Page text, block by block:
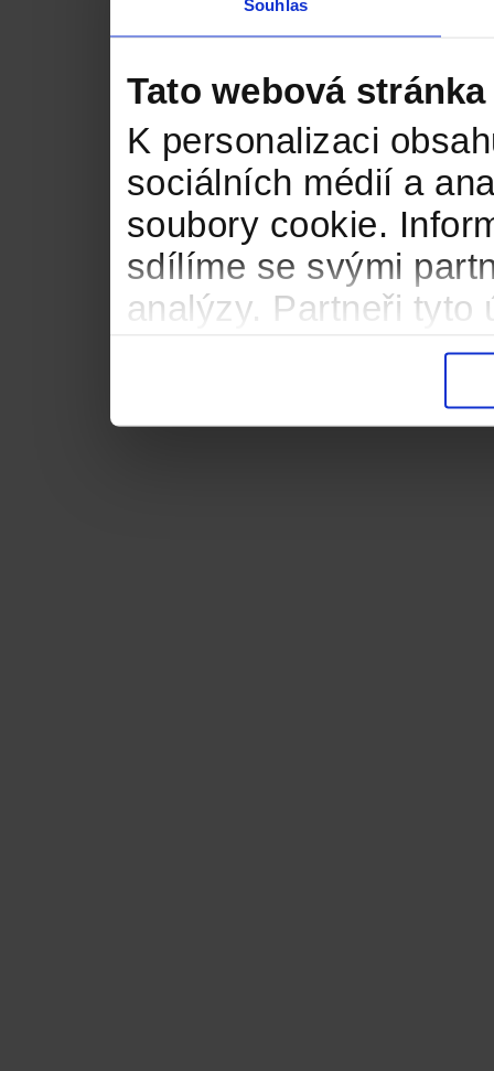
Souhlas
Tato webová
K personalizaci
sociálních médií a
soubory cookie.
sdílíme se svými
analýzy. Partneři tyto
informacemi, které